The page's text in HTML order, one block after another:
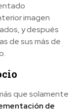
imagen
y después
de sus más de
que solamente
de